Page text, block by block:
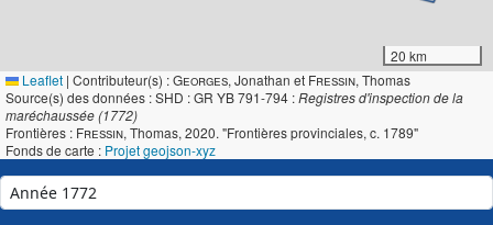
20 km
Leaflet | Contributeur(s) :Georges, Jonathan et Fressin, Thomas
Source(s) des données : SHD : GR YB 791-794 :Registres d'inspection de la
maréchaussée (1772)
Frontières : Fressin, Thomas, 2020. "Frontières provinciales, c. 1789"
Fonds de carte : Projet geojson-xyz